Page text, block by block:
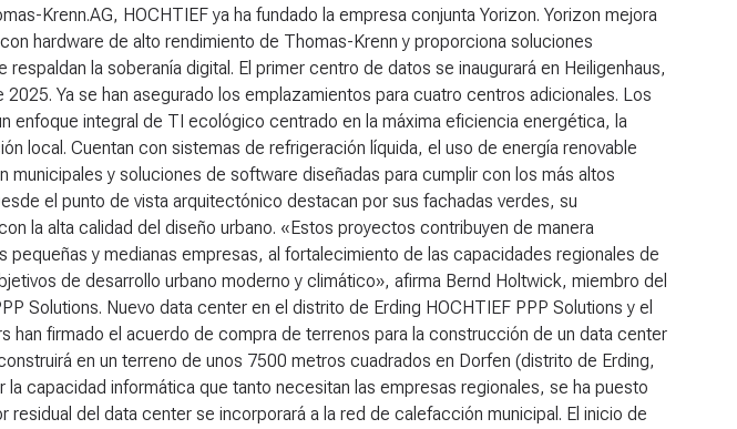
Krenn.AG, HOCHTIEF ya ha fundado la empresa conjunta Yorizon. Yorizon mejora
hardware de alto rendimiento de Thomas-Krenn y proporciona soluciones
la soberanía digital. El primer centro de datos se inaugurará en Heiligenhaus,
Ya se han asegurado los emplazamientos para cuatro centros adicionales. Los
enfoque integral de TI ecológico centrado en la máxima eficiencia energética, la
local. Cuentan con sistemas de refrigeración líquida, el uso de energía renovable
municipales y soluciones de software diseñadas para cumplir con los más altos
el punto de vista arquitectónico destacan por sus fachadas verdes, su
la alta calidad del diseño urbano. «Estos proyectos contribuyen de manera
pequeñas y medianas empresas, al fortalecimiento de las capacidades regionales de
de desarrollo urbano moderno y climático», afirma Bernd Holtwick, miembro del
Solutions. Nuevo data center en el distrito de Erding HOCHTIEF PPP Solutions y el
han firmado el acuerdo de compra de terrenos para la construcción de un data center
en un terreno de unos 7500 metros cuadrados en Dorfen (distrito de Erding,
capacidad informática que tanto necesitan las empresas regionales, se ha puesto
residual del data center se incorporará a la red de calefacción municipal. El inicio de